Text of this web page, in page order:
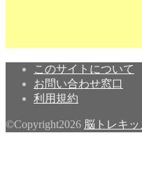
このサイトについて
お問い合わせ窓口
利用規約
©Copyright2026 脳トレキ